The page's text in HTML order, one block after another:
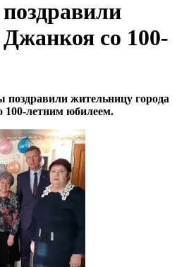
со 100-
поздравили жительницу города
100-летним юбилеем.